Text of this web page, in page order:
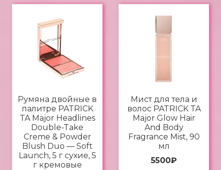
Румяна двойные в
палитре PATRICK
TA Major Headlines
Double-Take
Creme & Powder
Blush Duo — Soft
Launсh, 5 г сухие, 5
г кремовые
Мист для тела и
волос PATRICK TA
Major Glow Hair
And Body
Fragrance Mist, 90
мл
5500₽